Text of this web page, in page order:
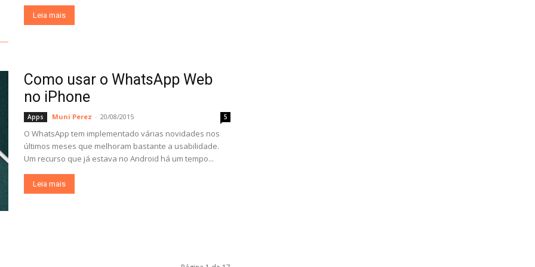
Leia mais
Como usar o WhatsApp Web
no iPhone
Apps Muni Perez - 20/08/2015 5
O WhatsApp tem implementado várias novidades nos
últimos meses que melhoram bastante a usabilidade.
Um recurso que já estava no Android há um tempo...
Leia mais